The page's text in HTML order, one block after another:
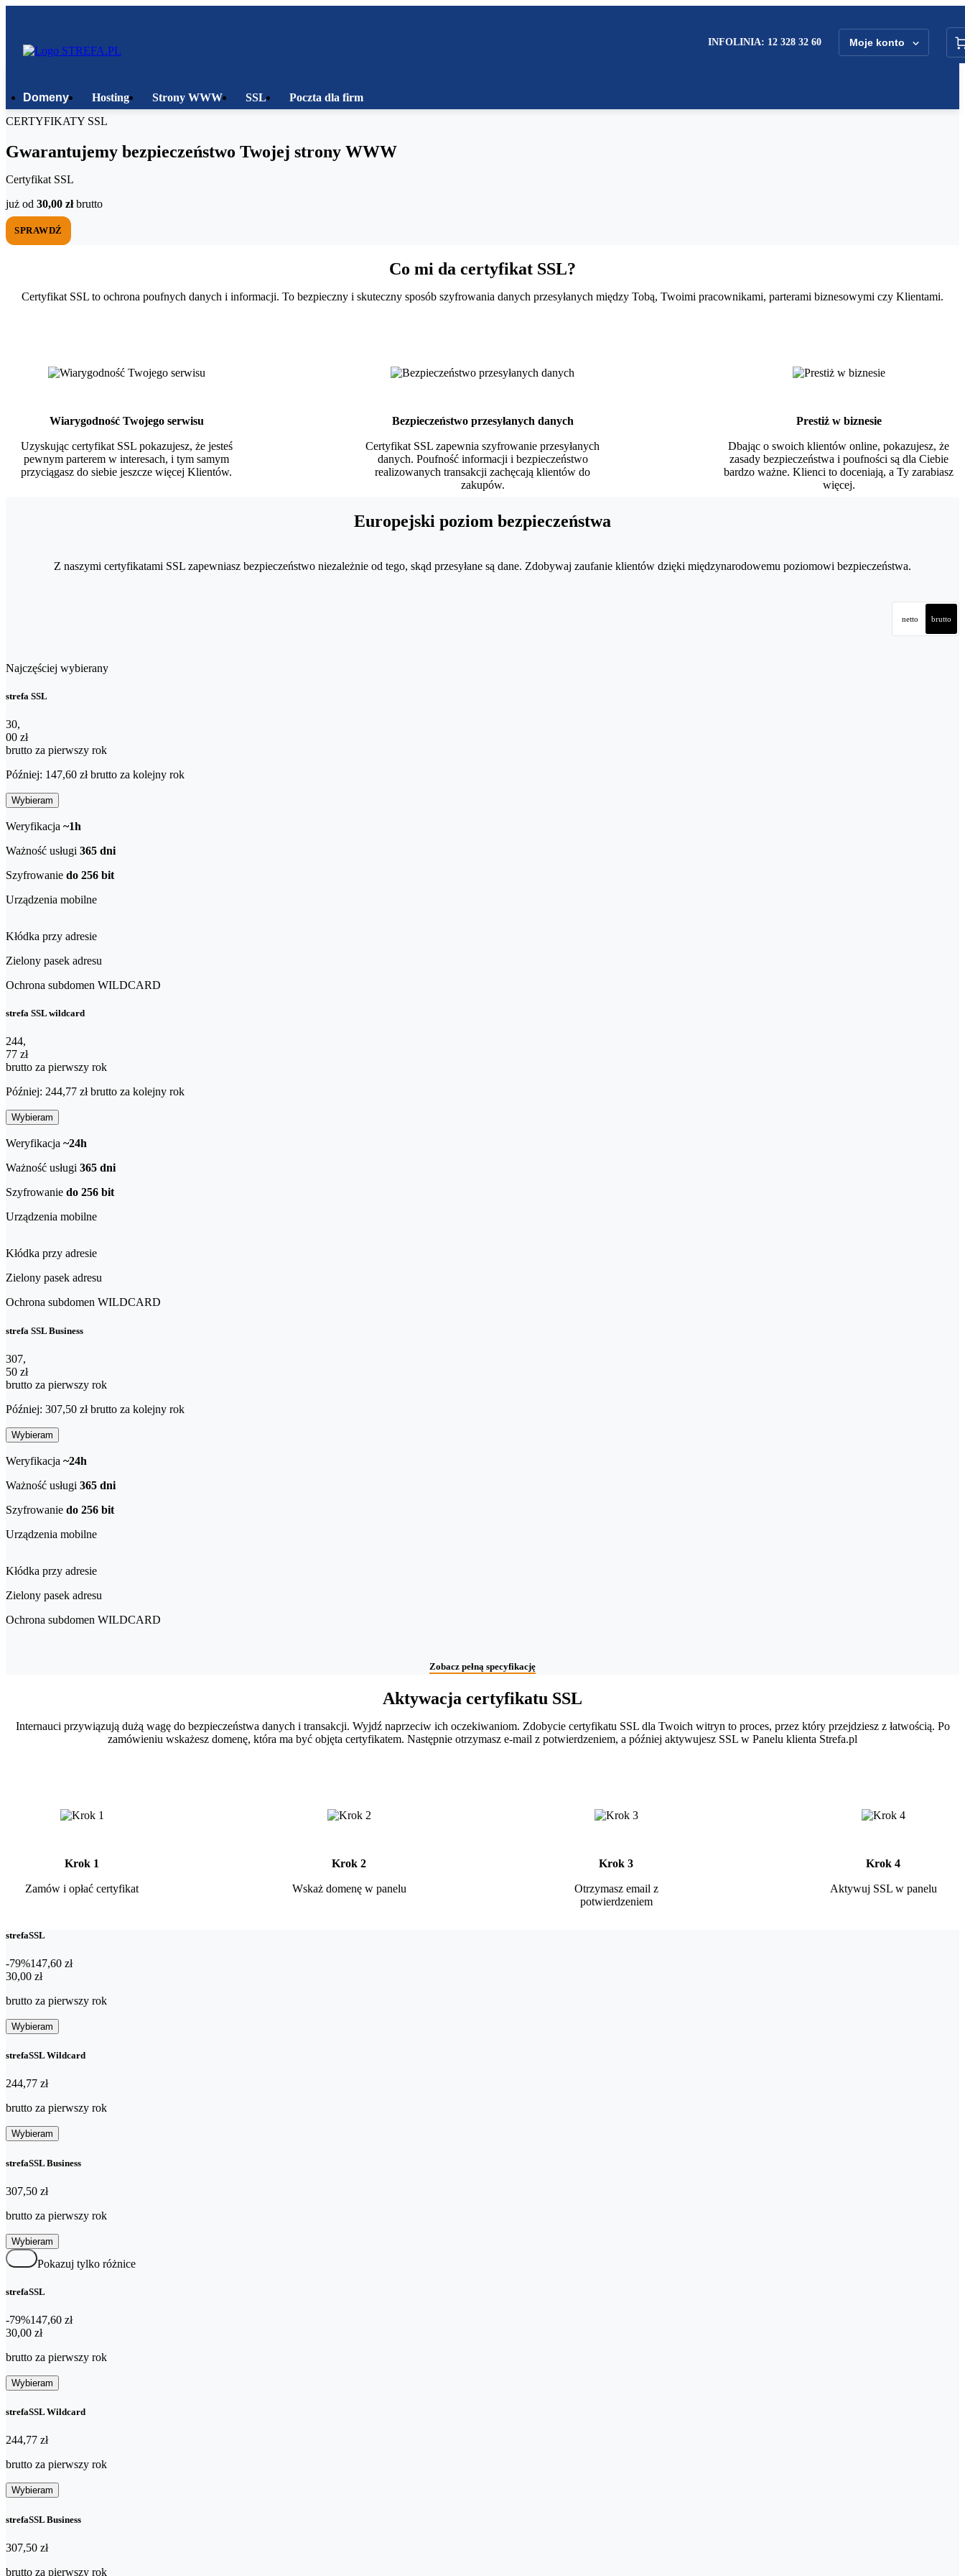
INFOLINIA: 12 328 32 60 Moje konto
Domeny Hosting Strony WWW SSL
Poczta dla firm
CERTYFIKATY SSL
Gwarantujemy bezpieczeństwo Twojej strony WWW
Certyfikat SSL
już od 30,00 zł brutto
SPRAWDŹ
Co mi da certyfikat SSL?
Certyfikat SSL to ochrona poufnych danych i informacji. To bezpieczny i skuteczny sposób szyfrowania danych przesyłanych między Tobą, Twoimi pracownikami, parterami biznesowymi czy Klientami.
Wiarygodność Twojego serwisu
Uzyskując certyfikat SSL pokazujesz, że jesteś
pewnym parterem w interesach, i tym samym
przyciągasz do siebie jeszcze więcej Klientów.
Bezpieczeństwo przesyłanych danych
Certyfikat SSL zapewnia szyfrowanie przesyłanych
danych. Poufność informacji i bezpieczeństwo
realizowanych transakcji zachęcają klientów do
zakupów.
Prestiż w biznesie
Dbając o swoich klientów online, pokazujesz, że
zasady bezpieczeństwa i poufności są dla Ciebie
bardzo ważne. Klienci to doceniają, a Ty zarabiasz
więcej.
Europejski poziom bezpieczeństwa
Z naszymi certyfikatami SSL zapewniasz bezpieczeństwo niezależnie od tego, skąd przesyłane są dane. Zdobywaj zaufanie klientów dzięki międzynarodowemu poziomowi bezpieczeństwa.
netto brutto
Najczęściej wybierany
strefa SSL
30,00 zł brutto za pierwszy rok
30,
00 zł
brutto za pierwszy rok
Później: 147,60 zł brutto za kolejny rok
Wybieram
Weryfikacja ~1h
Ważność usługi 365 dni
Szyfrowanie do 256 bit
Urządzenia mobilne
Kłódka przy adresie
Zielony pasek adresu
Ochrona subdomen WILDCARD
strefa SSL wildcard
244,77 zł brutto za pierwszy rok
244,
77 zł
brutto za pierwszy rok
Później: 244,77 zł brutto za kolejny rok
Wybieram
Weryfikacja ~24h
Ważność usługi 365 dni
Szyfrowanie do 256 bit
Urządzenia mobilne
Kłódka przy adresie
Zielony pasek adresu
Ochrona subdomen WILDCARD
strefa SSL Business
307,50 zł brutto za pierwszy rok
307,
50 zł
brutto za pierwszy rok
Później: 307,50 zł brutto za kolejny rok
Wybieram
Weryfikacja ~24h
Ważność usługi 365 dni
Szyfrowanie do 256 bit
Urządzenia mobilne
Kłódka przy adresie
Zielony pasek adresu
Ochrona subdomen WILDCARD
Zobacz pełną specyfikację
Aktywacja certyfikatu SSL
Internauci przywiązują dużą wagę do bezpieczeństwa danych i transakcji. Wyjdź naprzeciw ich oczekiwaniom. Zdobycie certyfikatu SSL dla Twoich witryn to proces, przez który przejdziesz z łatwością. Po
zamówieniu wskażesz domenę, która ma być objęta certyfikatem. Następnie otrzymasz e-mail z potwierdzeniem, a później aktywujesz SSL w Panelu klienta Strefa.pl
Krok 1
Zamów i opłać certyfikat
Krok 2
Wskaż domenę w panelu
Krok 3
Otrzymasz email z
potwierdzeniem
Krok 4
Aktywuj SSL w panelu
strefaSSL
-79%147,60 zł
30,00 zł
30,00 zł
brutto za pierwszy rok
Wybieram
strefaSSL Wildcard
244,77 zł
244,77 zł
brutto za pierwszy rok
Wybieram
strefaSSL Business
307,50 zł
307,50 zł
brutto za pierwszy rok
Wybieram
Pokazuj tylko różnice
strefaSSL
-79%147,60 zł
30,00 zł
30,00 zł
brutto za pierwszy rok
Wybieram
strefaSSL Wildcard
244,77 zł
244,77 zł
brutto za pierwszy rok
Wybieram
strefaSSL Business
307,50 zł
307,50 zł
brutto za pierwszy rok